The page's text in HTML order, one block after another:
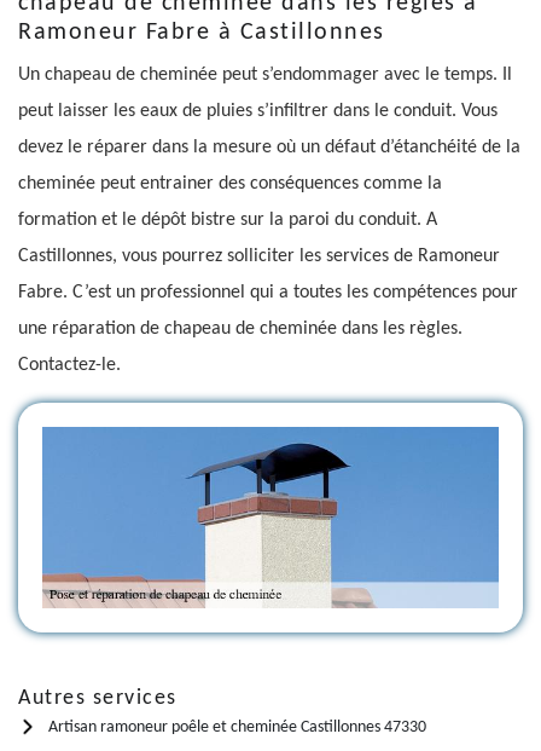
Ramoneur Fabre à Castillonnes
Un chapeau de cheminée peut s’endommager avec le temps. Il
peut laisser les eaux de pluies s’infiltrer dans le conduit. Vous
devez le réparer dans la mesure où un défaut d’étanchéité de la
cheminée peut entrainer des conséquences comme la
formation et le dépôt bistre sur la paroi du conduit. A
Castillonnes, vous pourrez solliciter les services de Ramoneur
Fabre. C’est un professionnel qui a toutes les compétences pour
une réparation de chapeau de cheminée dans les règles.
Contactez-le.
Autres services
Artisan ramoneur poêle et cheminée Castillonnes 47330